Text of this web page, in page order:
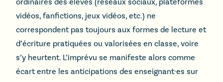
ordinaires des élèves (réseaux sociaux, plateformes
vidéos, fanfictions, jeux vidéos, etc.) ne
correspondent pas toujours aux formes de lecture et
d’écriture pratiquées ou valorisées en classe, voire
s’y heurtent. L’imprévu se manifeste alors comme
écart entre les anticipations des enseignant·es sur